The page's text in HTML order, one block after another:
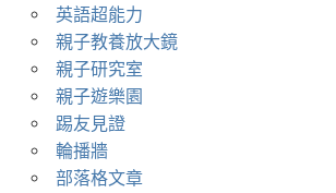
英語超能力
親子教養放大鏡
親子研究室
親子遊樂園
踢友見證
輪播牆
部落格文章